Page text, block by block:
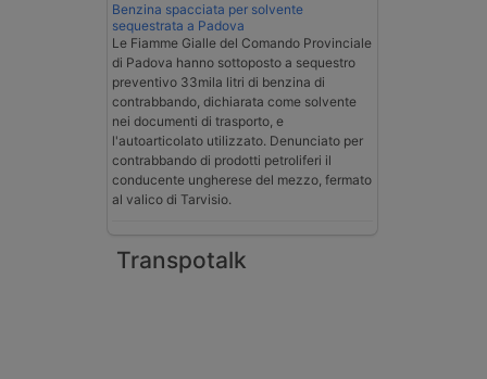
Benzina spacciata per solvente
sequestrata a Padova
Le Fiamme Gialle del Comando Provinciale
di Padova hanno sottoposto a sequestro
preventivo 33mila litri di benzina di
contrabbando, dichiarata come solvente
nei documenti di trasporto, e
l'autoarticolato utilizzato. Denunciato per
contrabbando di prodotti petroliferi il
conducente ungherese del mezzo, fermato
al valico di Tarvisio.
Transpotalk